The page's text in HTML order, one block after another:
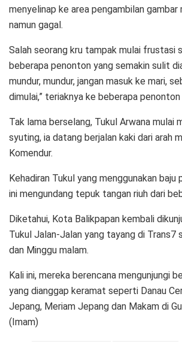
menyelinap ke area pengambilan gambar
namun gagal.
Salah seorang kru tampak mulai frustasi
beberapa penonton yang semakin sulit
mundur, mundur, jangan masuk ke mari,
dimulai,” teriaknya ke beberapa penonton
Tak lama berselang, Tukul Arwana mulai
syuting, ia datang berjalan kaki dari arah
Komendur.
Kehadiran Tukul yang menggunakan baju
ini mengundang tepuk tangan riuh dari
Diketahui, Kota Balikpapan kembali
Tukul Jalan-Jalan yang tayang di Trans7
dan Minggu malam.
Kali ini, mereka berencana mengunjungi
yang dianggap keramat seperti Danau
Jepang, Meriam Jepang dan Makam di
(Imam)